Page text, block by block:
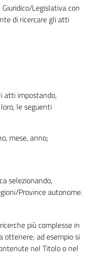
Legislativa con
di ricercare gli atti
atti impostando,
le seguenti
mese, anno;
selezionando,
Province autonome.
più complesse in
ottenere; ad esempio si
nel Titolo o nel